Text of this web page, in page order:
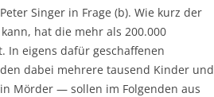
Singer in Frage (b). Wie kurz der
hat die mehr als 200.000
In eigens dafür geschaffenen
dabei mehrere tausend Kinder und
Mörder — sollen im Folgenden aus